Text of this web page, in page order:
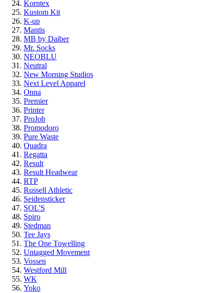
Korntex
Kustom Kit
K-up
Mantis
MB by Daiber
Mr. Socks
NEOBLU
Neutral
New Morning Studios
Next Level Apparel
Onna
Premier
Printer
ProJob
Promodoro
Pure Waste
Quadra
Regatta
Result
Result Headwear
RTP
Russell Athletic
Seidensticker
SOL'S
Spiro
Stedman
Tee Jays
The One Towelling
Untagged Movement
Vossen
Westford Mill
WK
Yoko